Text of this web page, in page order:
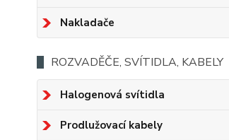
Nakladače
ROZVADĚČE, SVÍTIDLA, KABELY
Halogenová svítidla
Prodlužovací kabely